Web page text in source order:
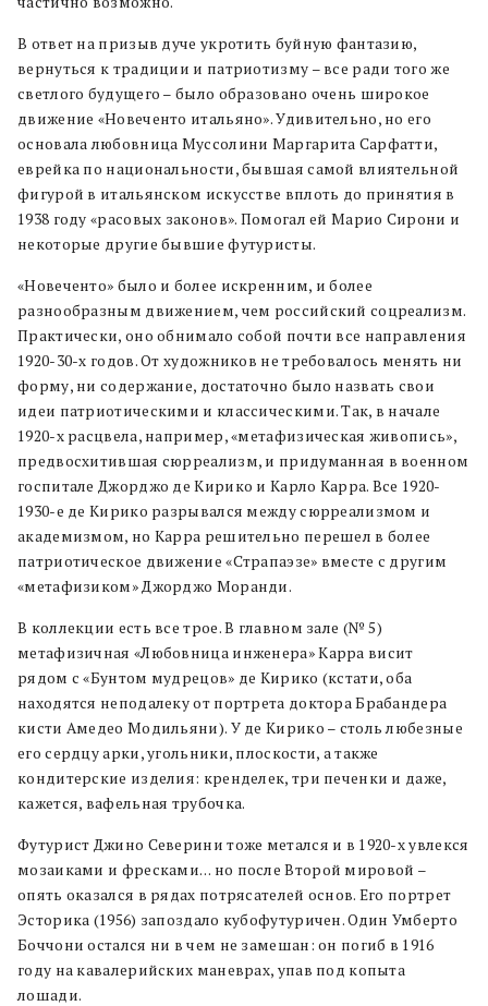
В ответ на призыв дуче укротить буйную фантазию,
вернуться к традиции и патриотизму – все ради того же
светлого будущего – было образовано очень широкое
движение «Новеченто итальяно». Удивительно, но его
основала любовница Муссолини Маргарита Сарфатти,
еврейка по национальности, бывшая самой влиятельной
фигурой в итальянском искусстве вплоть до принятия в
1938 году «расовых законов». Помогал ей Марио Сирони и
некоторые другие бывшие футуристы.
«Новеченто» было и более искренним, и более
разнообразным движением, чем российский соцреализм.
Практически, оно обнимало собой почти все направления
1920-30-х годов. От художников не требовалось менять ни
форму, ни содержание, достаточно было назвать свои
идеи патриотическими и классическими. Так, в начале
1920-х расцвела, например, «метафизическая живопись»,
предвосхитившая сюрреализм, и придуманная в военном
госпитале Джорджо де Кирико и Карло Карра. Все 1920-
1930-е де Кирико разрывался между сюрреализмом и
академизмом, но Карра решительно перешел в более
патриотическое движение «Страпаэзе» вместе с другим
«метафизиком» Джорджо Моранди.
В коллекции есть все трое. В главном зале (№ 5)
метафизичная «Любовница инженера» Карра висит
рядом с «Бунтом мудрецов» де Кирико (кстати, оба
находятся неподалеку от портрета доктора Брабандера
кисти Амедео Модильяни). У де Кирико – столь любезные
его сердцу арки, угольники, плоскости, а также
кондитерские изделия: кренделек, три печенки и даже,
кажется, вафельная трубочка.
Футурист Джино Северини тоже метался и в 1920-х увлекся
мозаиками и фресками… но после Второй мировой –
опять оказался в рядах потрясателей основ. Его портрет
Эсторика (1956) запоздало кубофутуричен. Один Умберто
Боччони остался ни в чем не замешан: он погиб в 1916
году на кавалерийских маневрах, упав под копыта
лошади.